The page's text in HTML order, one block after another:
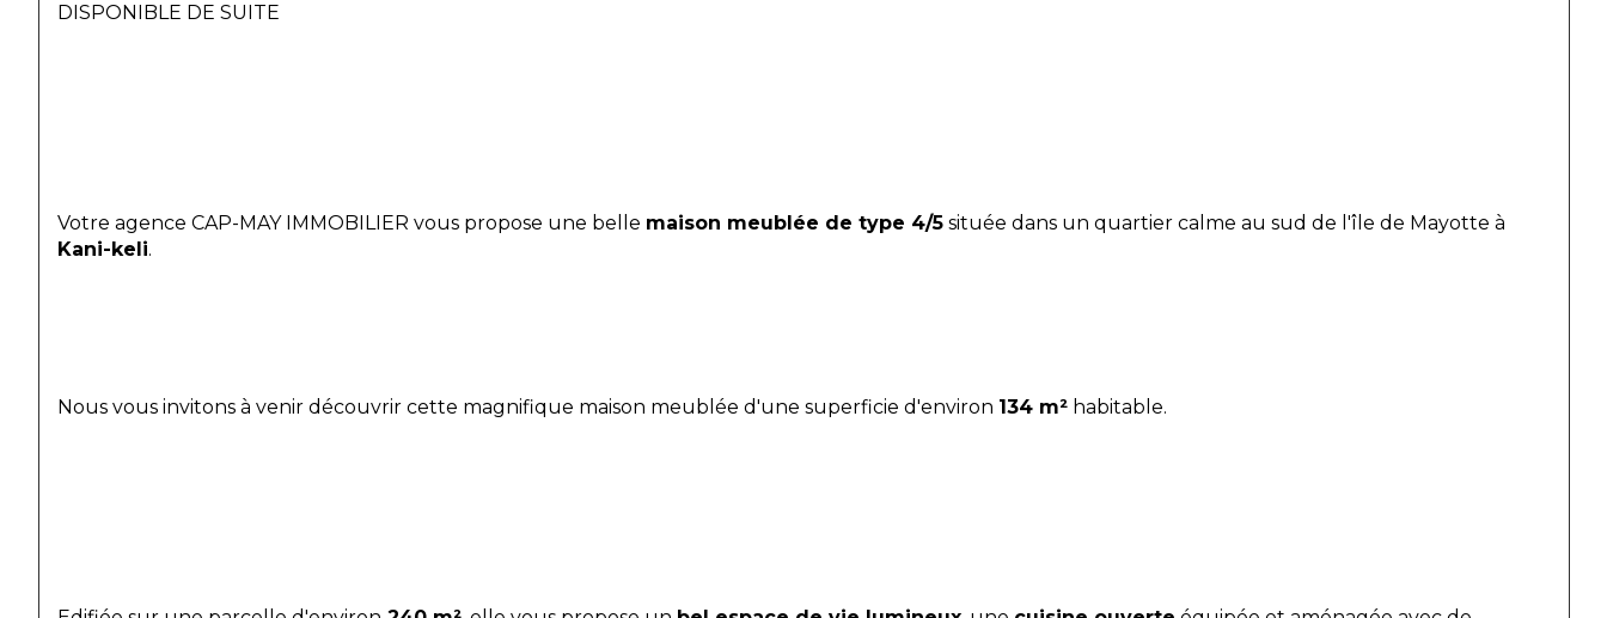
DISPONIBLE DE SUITE
Votre agence CAP-MAY IMMOBILIER vous propose une belle maison meublée de type 4/5 située dans un quartier calme au sud de l'île de Mayotte à
Kani-keli.
Nous vous invitons à venir découvrir cette magnifique maison meublée d'une superficie d'environ 134 m² habitable.